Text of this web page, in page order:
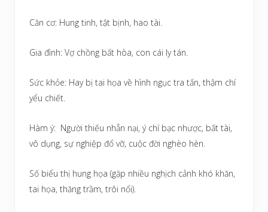
Căn cơ: Hung tinh, tật bịnh, hao tài.
Gia đình: Vợ chồng bất hòa, con cái ly tán.
Sức khỏe: Hay bị tai họa về hình ngục tra tấn, thậm chí
yểu chiết.
Hàm ý: Người thiếu nhẫn nại, ý chí bạc nhược, bất tài,
vô dụng, sự nghiệp đổ vỡ, cuộc đời nghèo hèn.
Số biểu thị hung họa (gặp nhiều nghịch cảnh khó khăn,
tai họa, thăng trầm, trôi nổi).